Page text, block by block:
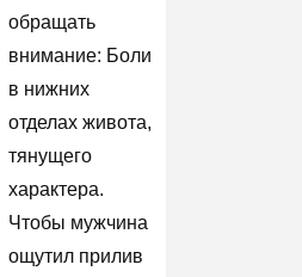
обращать
внимание: Боли
в нижних
отделах живота,
тянущего
характера.
Чтобы мужчина
ощутил прилив